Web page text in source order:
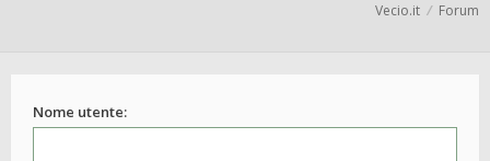
Vecio.it Forum
Nome utente: